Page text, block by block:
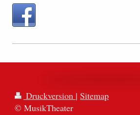
Druckversion | Sitemap
© MusikTheater